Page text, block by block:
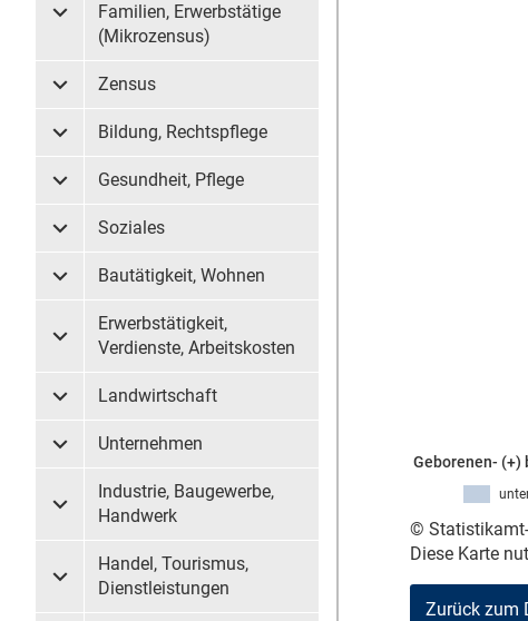
Untermenü Private Haushalte, Familien, Erwerbstätige
Familien, Erwerbstätige
(Mikrozensus)
Untermenü Zensus
Zensus
Untermenü Bildung, Rechtspflege
Bildung, Rechtspflege
Untermenü Gesundheit, Pflege
Gesundheit, Pflege
Untermenü Soziales
Soziales
Untermenü Bautätigkeit, Wohnen
Bautätigkeit, Wohnen
Untermenü Erwerbstätigkeit, Verdienste, Arbeitskosten
Erwerbstätigkeit,
Verdienste, Arbeitskosten
Untermenü Landwirtschaft
Landwirtschaft
Untermenü Unternehmen
Unternehmen
Untermenü Industrie, Baugewerbe, Handwerk
Industrie, Baugewerbe,
Handwerk
Untermenü Handel, Tourismus, Dienstleistungen
Handel, Tourismus,
Dienstleistungen
Geborenen- (+)
©
Diese Karte
Zurück zum